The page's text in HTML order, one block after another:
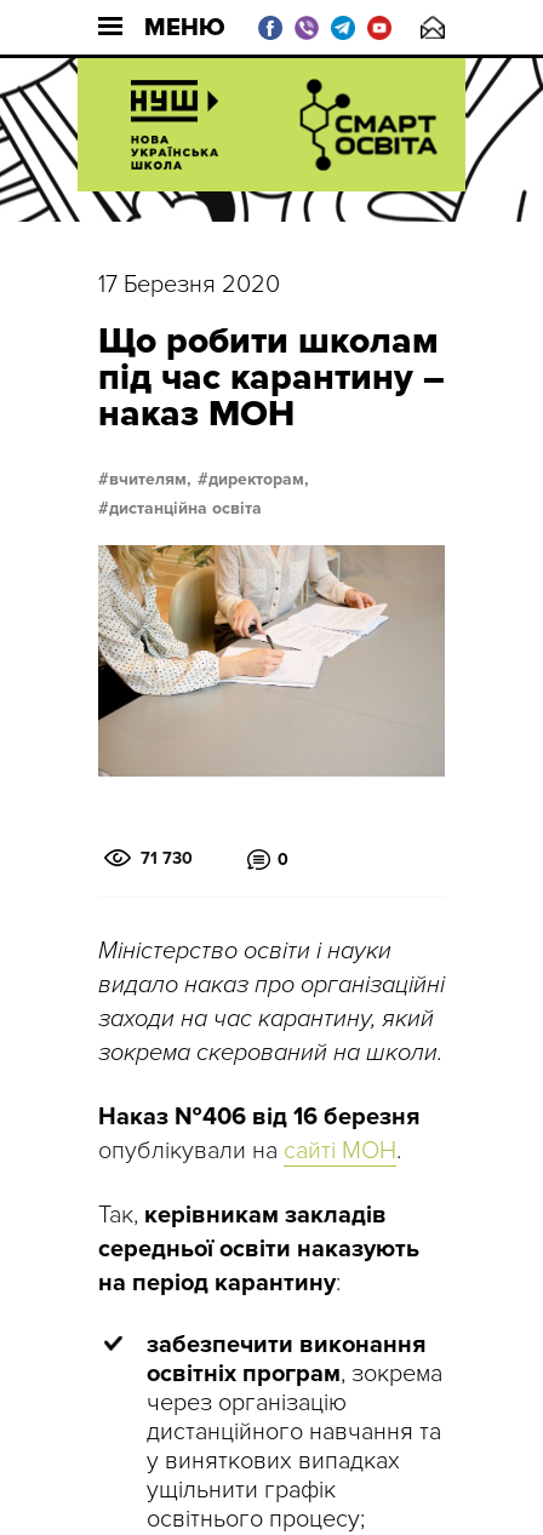
МЕНЮ
17 Березня 2020
Що робити школам
під час карантину –
наказ МОН
вчителям,
директорам,
дистанційна освіта
71 730 0
Міністерство освіти і науки
видало наказ про організаційні
заходи на час карантину, який
зокрема скерований на школи.
Наказ №406 від 16 березня
опублікували на сайті МОН.
Так, керівникам закладів
середньої освіти наказують
на період карантину:
забезпечити виконання
освітніх програм, зокрема
через організацію
дистанційного навчання та
у виняткових випадках
ущільнити графік
освітнього процесу;